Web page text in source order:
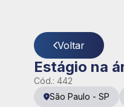
Voltar
Estágio na
Cód.: 442
São Paulo - SP